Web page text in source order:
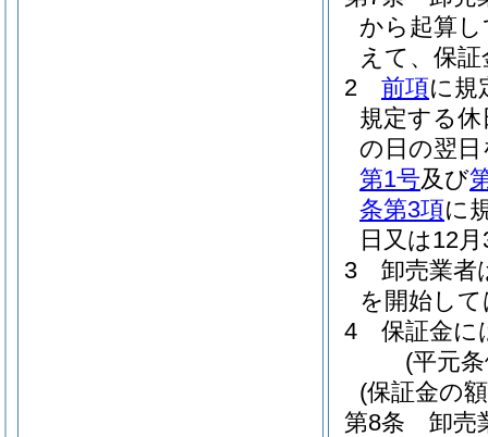
から起算
えて、保
2
前項に規
規定する
の日の翌
第1号及び
条第3項に
日又は12
3
卸売業者
を開始し
4
保証金に
(平元
(保証金の
第8条
卸売